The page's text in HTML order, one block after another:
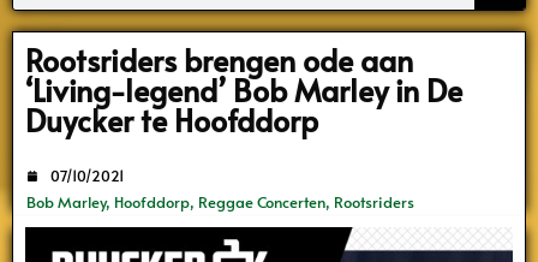
Search
Rootsriders brengen ode aan
‘Living-legend’ Bob Marley in De
Duycker te Hoofddorp
Bob Marley, Hoofddorp, Reggae Concerten, Rootsriders
07/10/2021